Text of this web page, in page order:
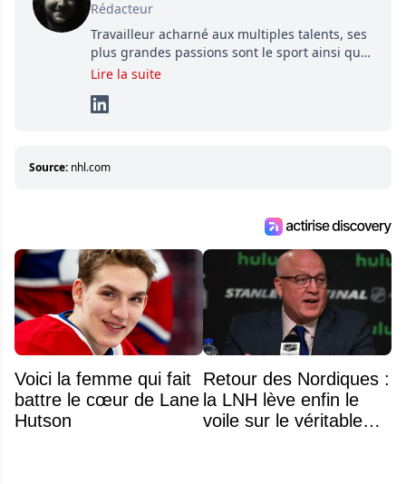
Rédacteur
Travailleur acharné aux multiples talents, ses
plus grandes passions sont le sport ainsi que
le showbizz de la belle province et ailleurs. Il
détermination pour parvenir à se démarquer.
Lire la suite
Source: nhl.com
Voici la femme qui fait
battre le cœur de Lane
Hutson
Retour des Nordiques :
la LNH lève enfin le
voile sur le véritable